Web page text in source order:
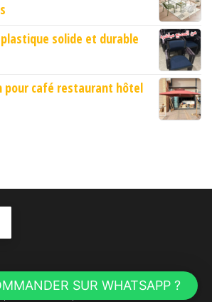
solide et durable
pour café restaurant hôtel
parWordPress |Thème :Envo eCommerce
SUR WHATSAPP ?